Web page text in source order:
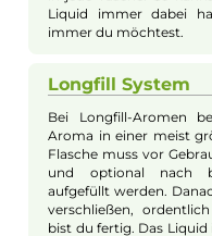
Dein Liquid
mischen
Mit dem Longfill
einfach selbst
Menge Aroma in
Gebrauch mit
du selbst, wie stark
Ideal für